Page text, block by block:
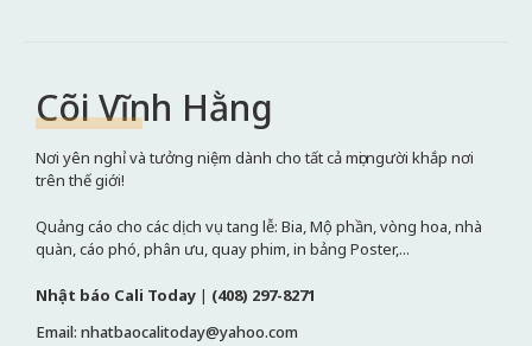
Cõi Vĩnh Hằng
Nơi yên nghỉ và tưởng niệm dành cho tất cả mọi người khắp nơi
trên thế giới!
Quảng cáo cho các dịch vụ tang lễ: Bia, Mộ phần, vòng hoa, nhà
quàn, cáo phó, phân ưu, quay phim, in bảng Poster,...
Nhật báo Cali Today | (408) 297-8271
Email: nhatbaocalitoday@yahoo.com